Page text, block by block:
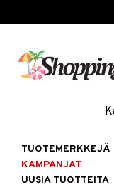
TUOTEMERKKEJÄ
KAMPANJAT
UUSIA TUOTTEITA